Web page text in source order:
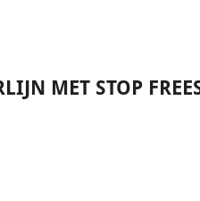
MET STOP